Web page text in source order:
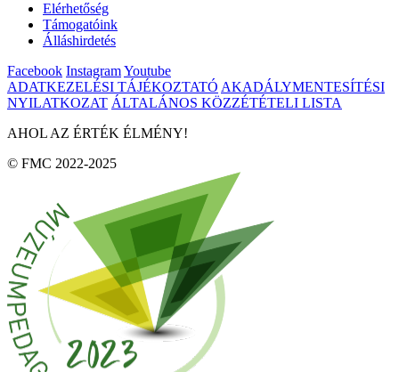
Elérhetőség
Támogatóink
Álláshirdetés
Facebook InstagramYoutube
ADATKEZELÉSI TÁJÉKOZTATÓ AKADÁLYMENTESÍTÉSI
NYILATKOZAT ÁLTALÁNOS KÖZZÉTÉTELI LISTA
AHOL AZ ÉRTÉK ÉLMÉNY!
© FMC 2022-2025